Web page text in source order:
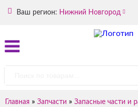
Ваш регион: Нижний Новгород
Главная » Запчасти » Запасные части и